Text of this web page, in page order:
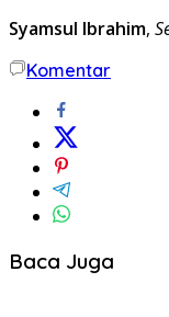
Syamsul Ibrahim,
Komentar
Baca Juga